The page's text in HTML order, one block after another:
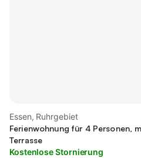
Essen, Ruhrgebiet
Ferienwohnung für 4 Personen,
Terrasse
Kostenlose Stornierung